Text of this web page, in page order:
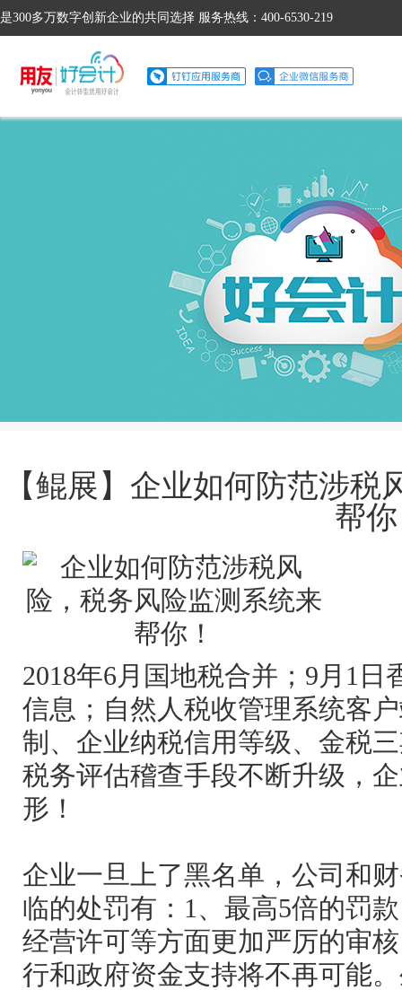
是300多万数字创新企业的共同选择 服务热线：400-6530-219
【鲲展】企业如何防范涉
帮
2018年6月国地税合并；9月1日
信息；自然人税收管理系统客
制、企业纳税信用等级、金税
税务评估稽查手段不断升级，
形！
企业一旦上了黑名单，公司和
临的处罚有：1、最高5倍的罚
经营许可等方面更加严厉的审
行和政府资金支持将不再可能